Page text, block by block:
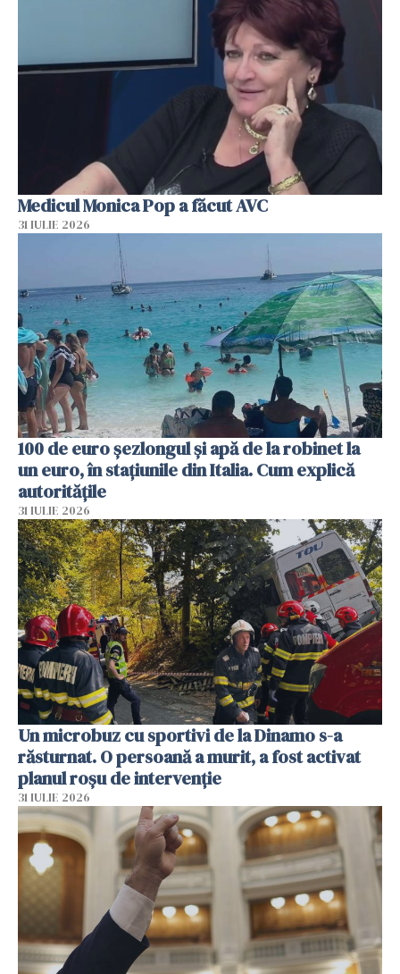
Medicul Monica Pop a făcut AVC
31 IULIE 2026
100 de euro șezlongul și apă de la robinet la
un euro, în stațiunile din Italia. Cum explică
autoritățile
31 IULIE 2026
Un microbuz cu sportivi de la Dinamo s-a
răsturnat. O persoană a murit, a fost activat
planul roșu de intervenție
31 IULIE 2026